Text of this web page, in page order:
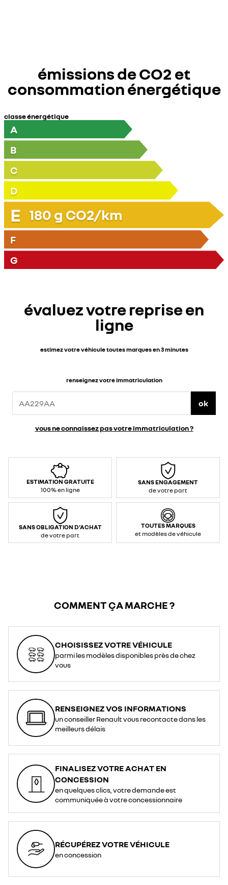
émissions de CO2 et
consommation énergétique
classe énergétique
A
B
C
D
E 180 g CO2/km
F
G
évaluez votre reprise en
ligne
estimez votre véhicule toutes marques en 3 minutes
renseignez votre immatriculation
ok
vous ne connaissez pas votre immatriculation ?
ESTIMATION GRATUITE
100% en ligne
SANS ENGAGEMENT
de votre part
SANS OBLIGATION D'ACHAT
de votre part
TOUTES MARQUES
et modèles de véhicule
COMMENT ÇA MARCHE ?
CHOISISSEZ VOTRE VÉHICULE
parmi les modèles disponibles près de chez
vous
RENSEIGNEZ VOS INFORMATIONS
un conseiller Renault vous recontacte dans les
meilleurs délais
FINALISEZ VOTRE ACHAT EN
CONCESSION
en quelques clics, votre demande est
communiquée à votre concessionnaire
RÉCUPÉREZ VOTRE VÉHICULE
en concession